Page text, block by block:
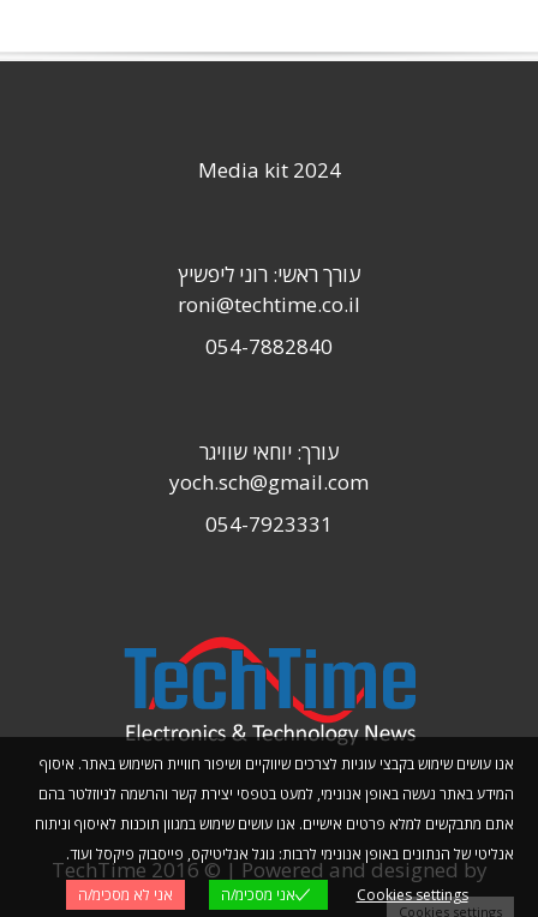
אנו עושים שימוש בקבצי עוגיות לצרכים שיווקיים ושיפור חוויית השימוש באתר. איסוף
המידע באתר נעשה באופן אנונימי, למעט בטפסי יצירת קשר והרשמה לניוזלטר בהם
אתם מתבקשים למלא פרטים אישיים. אנו עושים שימוש במגוון תוכנות לאיסוף וניתוח
אנליטי של הנתונים באופן אנונימי לרבות: גוגל אנליטיקס, פייסבוק פיקסל ועוד.
Cookies settings
אני מסכימ/ה אני לא מסכימ/ה
Cookies settings
Media kit 2024
עורך ראשי: רוני ליפשיץ
roni@techtime.co.il
054-7882840
עורך: יוחאי שוויגר
yoch.sch@gmail.com
054-7923331
TechTime 2016 © | Powered and designed by
Planwize